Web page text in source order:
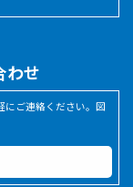
わせ
にご連絡ください。図